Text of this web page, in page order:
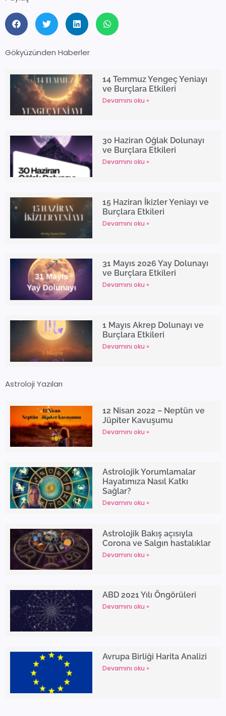
Gökyüzünden Haberler
14 Temmuz Yengeç Yeniayı
ve Burçlara Etkileri
Devamını oku »
30 Haziran Oğlak Dolunayı
ve Burçlara Etkileri
Devamını oku »
15 Haziran İkizler Yeniayı ve
Burçlara Etkileri
Devamını oku »
31 Mayıs 2026 Yay Dolunayı
ve Burçlara Etkileri
Devamını oku »
1 Mayıs Akrep Dolunayı ve
Burçlara Etkileri
Devamını oku »
Astroloji Yazıları
12 Nisan 2022 – Neptün ve
Jüpiter Kavuşumu
Devamını oku »
Astrolojik Yorumlamalar
Hayatımıza Nasıl Katkı
Sağlar?
Devamını oku »
Astrolojik Bakış açısıyla
Corona ve Salgın hastalıklar
Devamını oku »
ABD 2021 Yılı Öngörüleri
Devamını oku »
Avrupa Birliği Harita Analizi
Devamını oku »